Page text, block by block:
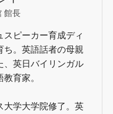
館長
ピーカー育成ディ
ち。英語話者の母親
、英日バイリンガル
育家。
大学大学院修了。英